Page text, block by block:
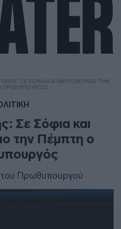
ΣΕ ΣΌΦΙΑ ΚΑΙ ΜΑΥΡΟΒΟΎΝΙΟ ΤΗΝ
ΠΡΩΘΥΠΟΥΡΓΌΣ
Σε Σόφια και
την Πέμπτη ο
Πρωθυπουργού